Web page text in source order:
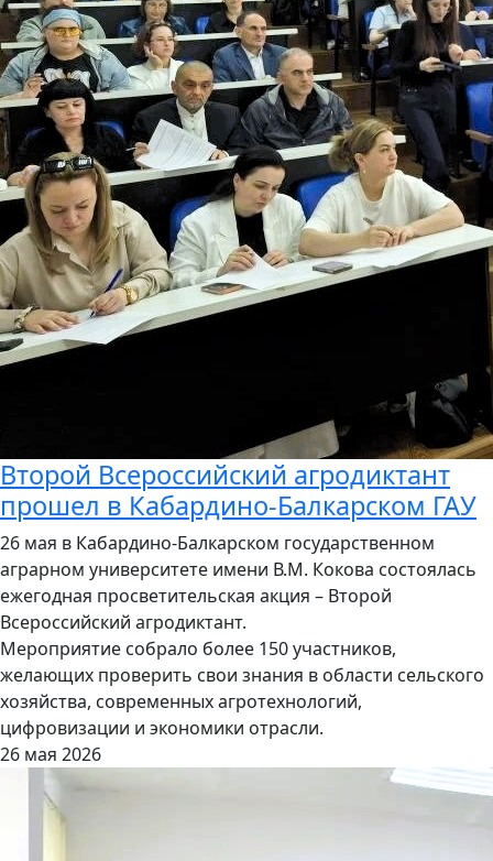
Второй Всероссийский агродиктант
прошел в Кабардино-Балкарском ГАУ
26 мая в Кабардино-Балкарском государственном
аграрном университете имени В.М. Кокова состоялась
ежегодная просветительская акция – Второй
Всероссийский агродиктант.
Мероприятие собрало более 150 участников,
желающих проверить свои знания в области сельского
хозяйства, современных агротехнологий,
цифровизации и экономики отрасли.
26 мая 2026